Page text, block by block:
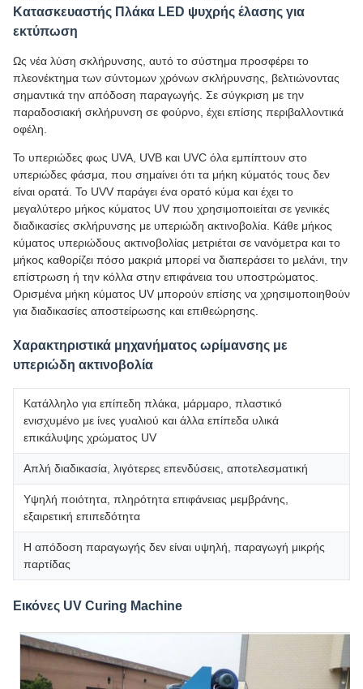
Κατασκευαστής Πλάκα LED ψυχρής έλασης για
εκτύπωση
Ως νέα λύση σκλήρυνσης, αυτό το σύστημα προσφέρει το
πλεονέκτημα των σύντομων χρόνων σκλήρυνσης, βελτιώνοντας
σημαντικά την απόδοση παραγωγής. Σε σύγκριση με την
παραδοσιακή σκλήρυνση σε φούρνο, έχει επίσης περιβαλλοντικά
οφέλη.
Το υπεριώδες φως UVA, UVB και UVC όλα εμπίπτουν στο
υπεριώδες φάσμα, που σημαίνει ότι τα μήκη κύματός τους δεν
είναι ορατά. Το UVV παράγει ένα ορατό κύμα και έχει το
μεγαλύτερο μήκος κύματος UV που χρησιμοποιείται σε γενικές
διαδικασίες σκλήρυνσης με υπεριώδη ακτινοβολία. Κάθε μήκος
κύματος υπεριώδους ακτινοβολίας μετριέται σε νανόμετρα και το
μήκος καθορίζει πόσο μακριά μπορεί να διαπεράσει το μελάνι, την
επίστρωση ή την κόλλα στην επιφάνεια του υποστρώματος.
Ορισμένα μήκη κύματος UV μπορούν επίσης να χρησιμοποιηθούν
για διαδικασίες αποστείρωσης και επιθεώρησης.
Χαρακτηριστικά μηχανήματος ωρίμανσης με
υπεριώδη ακτινοβολία
Κατάλληλο για επίπεδη πλάκα, μάρμαρο, πλαστικό
ενισχυμένο με ίνες γυαλιού και άλλα επίπεδα υλικά
επικάλυψης χρώματος UV
Απλή διαδικασία, λιγότερες επενδύσεις, αποτελεσματική
Υψηλή ποιότητα, πληρότητα επιφάνειας μεμβράνης,
εξαιρετική επιπεδότητα
Η απόδοση παραγωγής δεν είναι υψηλή, παραγωγή μικρής
παρτίδας
Εικόνες UV Curing Machine